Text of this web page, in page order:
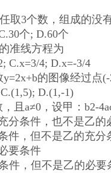
3个数，组成的没
个; D.60个
准线方程为
4; D.x=-3/4
的图像经过点(-
D.(1,-1)
a≠0，设甲：b2-
条件，也不是乙的
，但不是乙的充分
要条件
，但不是乙的必要